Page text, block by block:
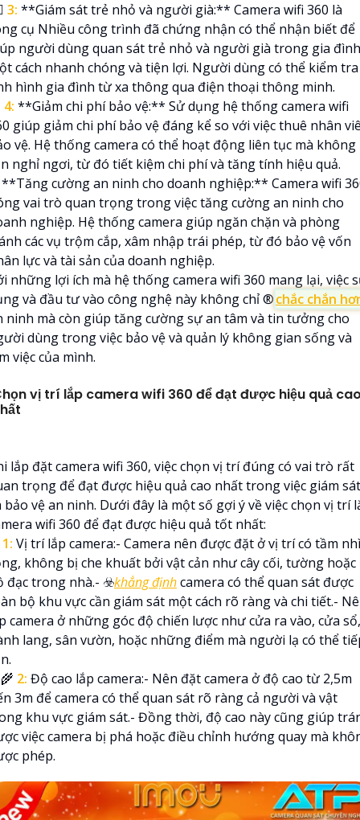
3: **Giám sát trẻ nhỏ và người già:** Camera wifi 360 là
cụ Nhiều công trình đã chứng nhận có thể nhận biết để
người dùng quan sát trẻ nhỏ và người già trong gia đình
cách nhanh chóng và tiện lợi. Người dùng có thể kiểm tra
hình gia đình từ xa thông qua điện thoại thông minh.
4: **Giảm chi phí bảo vệ:** Sử dụng hệ thống camera wifi
giúp giảm chi phí bảo vệ đáng kể so với việc thuê nhân
vệ. Hệ thống camera có thể hoạt động liên tục mà không
nghỉ ngơi, từ đó tiết kiệm chi phí và tăng tính hiệu quả.
cường an ninh cho doanh nghiệp:** Camera wifi
vai trò quan trọng trong việc tăng cường an ninh cho
nghiệp. Hệ thống camera giúp ngăn chặn và phòng
các vụ trộm cắp, xâm nhập trái phép, từ đó bảo vệ vốn
lực và tài sản của doanh nghiệp.
những lợi ích mà hệ thống camera wifi 360 mang lại, việc
và đầu tư vào công nghệ này không chỉ ®️chắc chắn
ninh mà còn giúp tăng cường sự an tâm và tin tưởng cho
dùng trong việc bảo vệ và quản lý không gian sống và
việc của mình.
vị trí lắp camera wifi 360 để đạt được hiệu quả
lắp đặt camera wifi 360, việc chọn vị trí đúng có vai trò rất
trọng để đạt được hiệu quả cao nhất trong việc giám sát
bảo vệ an ninh. Dưới đây là một số gợi ý về việc chọn vị trí
wifi 360 để đạt được hiệu quả tốt nhất:
1: Vị trí lắp camera:- Camera nên được đặt ở vị trí có tầm
không bị che khuất bởi vật cản như cây cối, tường hoặc
đạc trong nhà.- ☣️khẳng địnhcamera có thể quan sát được
bộ khu vực cần giám sát một cách rõ ràng và chi tiết.-
camera ở những góc độ chiến lược như cửa ra vào, cửa sổ,
lang, sân vườn, hoặc những điểm mà người lạ có thể
2: Độ cao lắp camera:- Nên đặt camera ở độ cao từ 2,5m
3m để camera có thể quan sát rõ ràng cả người và vật
khu vực giám sát.- Đồng thời, độ cao này cũng giúp
việc camera bị phá hoặc điều chỉnh hướng quay mà
phép.